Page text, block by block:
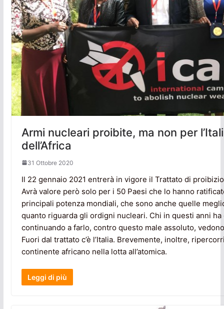
Armi nucleari proibite, ma non per
dell’Africa
31 Ottobre 2020
Il 22 gennaio 2021 entrerà in vigore il Trattato di
Avrà valore però solo per i 50 Paesi che lo hanno
principali potenza mondiali, che sono anche quelle
quanto riguarda gli ordigni nucleari. Chi in questi anni ha
continuando a farlo, contro questo male assoluto,
Fuori dal trattato c’è l’Italia. Brevemente, inoltre,
continente africano nella lotta all’atomica.
Leggi di più